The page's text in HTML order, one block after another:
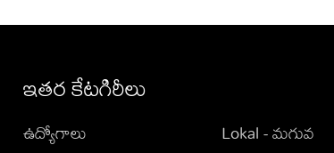
ఇతర కేటగిరీలు
ఉద్యోగాలు
Lokal - మగువ